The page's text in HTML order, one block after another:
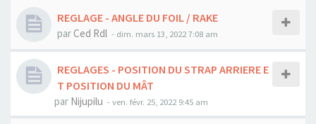
REGLAGE - ANGLE DU FOIL / RAKE
par Ced Rdl - dim. mars 13, 2022 7:08 am
REGLAGES - POSITION DU STRAP ARRIERE E
T POSITION DU MÂT
par Nijupilu -ven. févr. 25, 2022 9:45 am